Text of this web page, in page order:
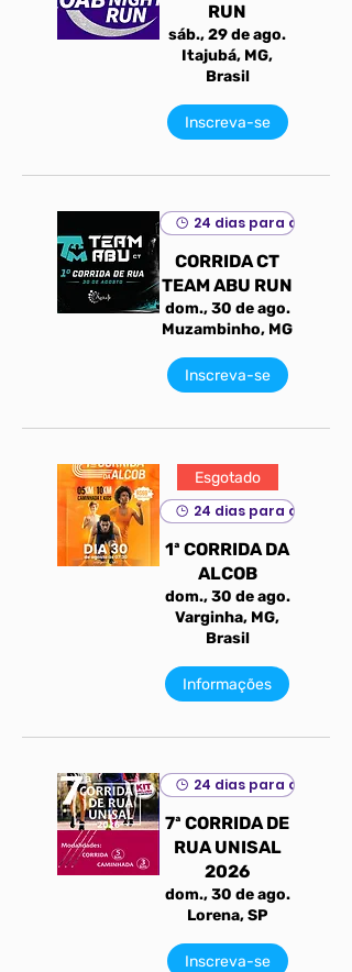
RUN
sáb., 29 de ago.
Itajubá, MG,
Brasil
Inscreva-se
24 dias para o evento
CORRIDA CT
TEAM ABU RUN
dom., 30 de ago.
Muzambinho, MG
Inscreva-se
Esgotado
24 dias para o evento
1ª CORRIDA DA
ALCOB
dom., 30 de ago.
Varginha, MG,
Brasil
Informações
24 dias para o evento
7ª CORRIDA DE
RUA UNISAL
2026
dom., 30 de ago.
Lorena, SP
Inscreva-se